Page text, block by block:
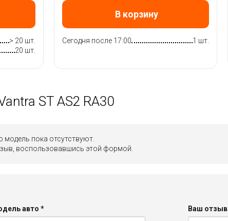
> 20 шт.
20 шт.
В корзину
Сегодня после 17:00 1 шт.
ST AS2 RA30
пока отсутствуют.
воспользовавшись этой формой.
авто* Ваш отзыв